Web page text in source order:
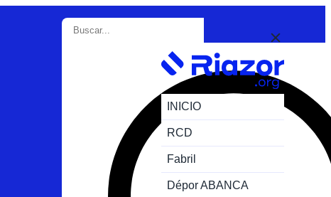
INICIO
RCD
Fabril
Dépor ABANCA